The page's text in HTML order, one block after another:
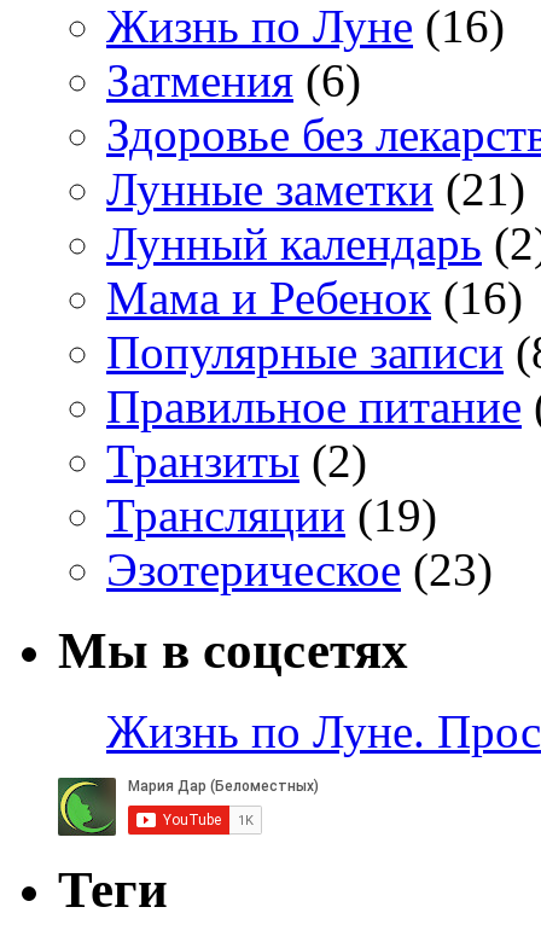
Жизнь по Луне (16)
Затмения (6)
Здоровье без
Лунные заметки (21)
Лунный календарь
Мама и Ребенок (16)
Популярные записи
Правильное питание
Транзиты (2)
Трансляции (19)
Эзотерическое (23)
Мы в соцсетях
Жизнь по Луне.
Теги